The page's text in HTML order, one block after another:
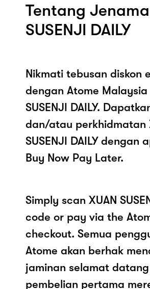
Tentang Jenama
SUSENJI DAILY
Nikmati tebusan diskon
dengan Atome Malaysia
SUSENJI DAILY.
dan/atau perkhidmatan
SUSENJI DAILY dengan
Buy Now Pay Later.
Simply scan XUAN
code or pay via the
checkout. Semua
Atome akan berhak
jaminan selamat
pembelian pertama